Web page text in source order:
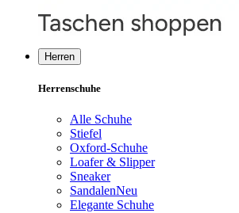
Herren
Herrenschuhe
Alle Schuhe
Stiefel
Oxford-Schuhe
Loafer & Slipper
Sneaker
SandalenNeu
Elegante Schuhe